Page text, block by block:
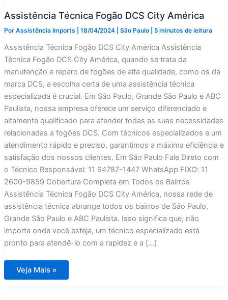
Assistência Técnica Fogão DCS City América
Por Assistência Imports 18/04/2024 São Paulo| 5 minutos de leitura
Assistência Técnica Fogão DCS City América Assistência
Técnica Fogão DCS City América, quando se trata da
manutenção e reparo de fogões de alta qualidade, como os da
marca DCS, a escolha certa de uma assistência técnica
especializada é crucial. Em São Paulo, Grande São Paulo e ABC
Paulista, nossa empresa oferece um serviço diferenciado e
altamente qualificado para atender todas as suas necessidades
relacionadas a fogões DCS. Com técnicos especializados e um
atendimento rápido e preciso, garantimos a máxima eficiência e
satisfação dos nossos clientes. Em São Paulo Fale Direto com
o Técnico Responsável: 11 94787-1447 WhatsApp FIXO: 11
2600-9859 Cobertura Completa em Todos os Bairros
Assistência Técnica Fogão DCS City América, nossa rede de
assistência técnica abrange todos os bairros de São Paulo,
Grande São Paulo e ABC Paulista. Isso significa que, não
importa onde você esteja, um técnico especializado está
pronto para atendê-lo com a rapidez e a […]
Assistência
Técnica
Veja Mais »